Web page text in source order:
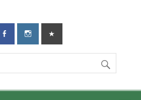
TG-Geislingen